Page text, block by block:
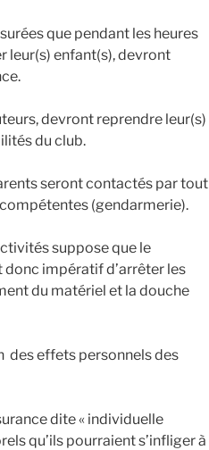
que pendant les heures
leur(s) enfant(s), devront
devront reprendre leur(s)
du club.
seront contactés par tout
(gendarmerie).
suppose que le
impératif d’arrêter les
du matériel et la douche
des effets personnels des
dite « individuelle
qu’ils pourraient s’infliger à